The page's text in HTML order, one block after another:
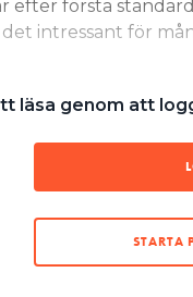
efter första
intressant för
DU OM POE?
har många
via datakabeln.
är att du kan
läsa genom att
STARTA